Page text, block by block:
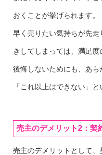
おくことが挙げられます。
早く売りたい気持ちが先
きしてしまっては、満足度
後悔しないためにも、あ
「これ以上はできない」
売主のデメリット2：契
売主のデメリットとして